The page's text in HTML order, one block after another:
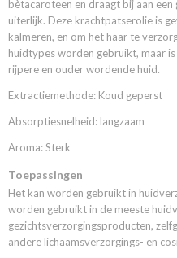
bètacaroteen en draagt bij aan
uiterlijk. Deze krachtpatserolie is
kalmeren, en om het haar te
huidtypes worden gebruikt, maar
rijpere en ouder wordende huid.
Extractiemethode: Koud geperst
Absorptiesnelheid: langzaam
Aroma: Sterk
Toepassingen
Het kan worden gebruikt in
worden gebruikt in de meeste
gezichtsverzorgingsproducten,
andere lichaamsverzorgings- en